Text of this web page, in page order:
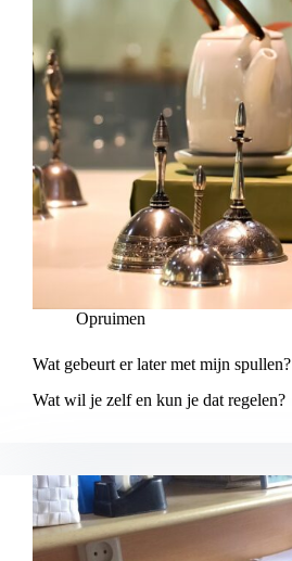
Opruimen
Wat gebeurt er later met mijn spullen?
Wat wil je zelf en kun je dat regelen?